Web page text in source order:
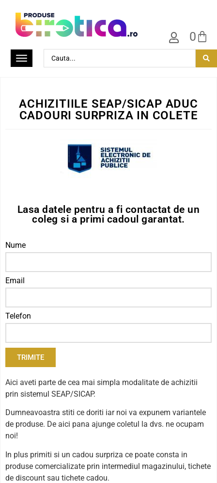
0
ACHIZITIILE SEAP/SICAP ADUC
CADOURI SURPRIZA IN COLETE
Lasa datele pentru a fi contactat de un
coleg si a primi cadoul garantat.
Nume
Email
Telefon
TRIMITE
Aici aveti parte de cea mai simpla modalitate de achizitii
prin sistemul SEAP/SICAP.
Dumneavoastra stiti ce doriti iar noi va expunem variantele
de produse. De aici pana ajunge coletul la dvs. ne ocupam
noi!
In plus primiti si un cadou surpriza ce poate consta in
produse comercializate prin intermediul magazinului, tichete
de discount sau tichete cadou.